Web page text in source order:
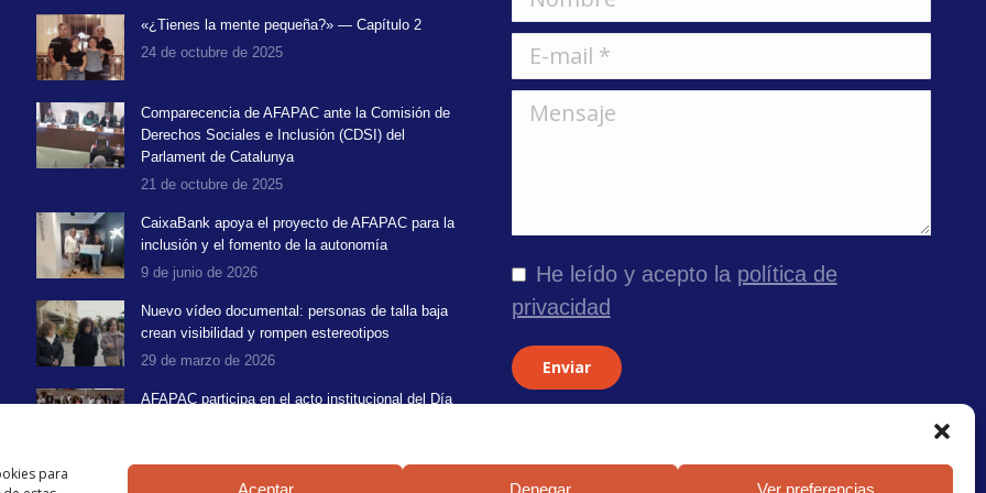
para
Aceptar Denegar Ver preferencias
«¿Tienes la mente pequeña?» — Capítulo 2
24 de octubre de 2025
Comparecencia de AFAPAC ante la Comisión de
Derechos Sociales e Inclusión (CDSI) del
Parlament de Catalunya
21 de octubre de 2025
CaixaBank apoya el proyecto de AFAPAC para la
inclusión y el fomento de la autonomía
9 de junio de 2026
Nuevo vídeo documental: personas de talla baja
crean visibilidad y rompen estereotipos
29 de marzo de 2026
AFAPAC participa en el acto institucional del Día
He leído y acepto la política de
privacidad
Enviar